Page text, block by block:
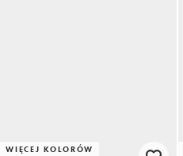
WIĘCEJ KOLORÓW